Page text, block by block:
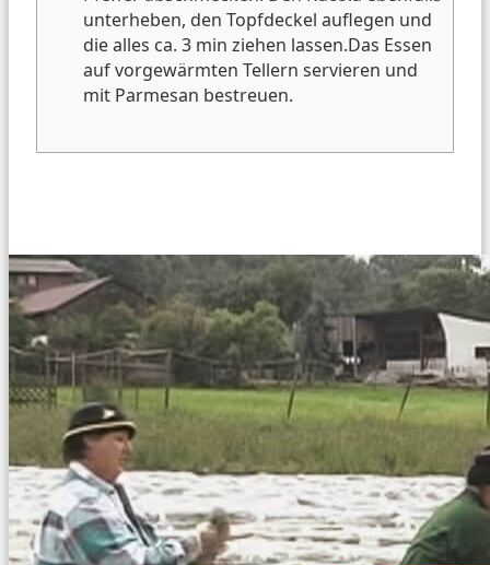
unterheben, den Topfdeckel auflegen und
die alles ca. 3 min ziehen lassen.Das Essen
auf vorgewärmten Tellern servieren und
mit Parmesan bestreuen.